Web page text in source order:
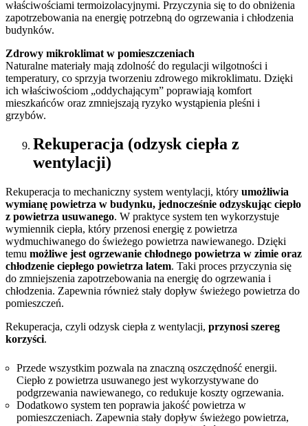
właściwościami termoizolacyjnymi. Przyczynia się to do obniżenia
zapotrzebowania na energię potrzebną do ogrzewania i chłodzenia
budynków.
Zdrowy mikroklimat w pomieszczeniach
Naturalne materiały mają zdolność do regulacji wilgotności i
temperatury, co sprzyja tworzeniu zdrowego mikroklimatu. Dzięki
ich właściwościom „oddychającym” poprawiają komfort
mieszkańców oraz zmniejszają ryzyko wystąpienia pleśni i
grzybów.
Rekuperacja (odzysk ciepła z
wentylacji)
Rekuperacja to mechaniczny system wentylacji, który umożliwia
wymianę powietrza w budynku, jednocześnie odzyskując ciepło
z powietrza usuwanego. W praktyce system ten wykorzystuje
wymiennik ciepła, który przenosi energię z powietrza
wydmuchiwanego do świeżego powietrza nawiewanego. Dzięki
temu możliwe jest ogrzewanie chłodnego powietrza w zimie oraz
chłodzenie ciepłego powietrza latem. Taki proces przyczynia się
do zmniejszenia zapotrzebowania na energię do ogrzewania i
chłodzenia. Zapewnia również stały dopływ świeżego powietrza do
pomieszczeń.
Rekuperacja, czyli odzysk ciepła z wentylacji, przynosi szereg
korzyści.
Przede wszystkim pozwala na znaczną oszczędność energii.
Ciepło z powietrza usuwanego jest wykorzystywane do
podgrzewania nawiewanego, co redukuje koszty ogrzewania.
Dodatkowo system ten poprawia jakość powietrza w
pomieszczeniach. Zapewnia stały dopływ świeżego powietrza,